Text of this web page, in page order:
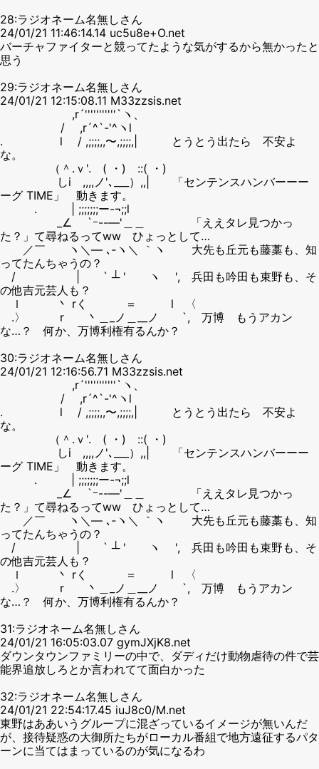
28:ラジオネーム名無しさん
24/01/21 11:46:14.14 uc5u8e+O.net
バーチャファイターと競ってたような気がするから無かったと
思う
29:ラジオネーム名無しさん
24/01/21 12:15:08.11 M33zzsis.net
,r´'''''''''''`ヽ、
/ ,r´^`-'^ヽl
. l / ,;;;;,,〜,;;;;,| とうとう出たら 不安よ
な。
（＾.ｖ'. ( ・) ::( ・)
しi ,,,,ノ'､___）,,| 「センテンスハンバーーー
ーグ TIME」 動きます。
. | ;;;;;;;ー-¬;;l
_∠ `ｰ--―'＿＿ 「ええタレ見つかっ
た？」て尋ねるってww ひょっとして…
／￣ ヽ＼― ､‐ヽ＼ ｀ヽ 大先も丘元も藤藁も、知
ってたんちゃうの？
/ | ` ┴ ' ヽ ', 兵田も吟田も束野も、そ
の他吉元芸人も？
ｌ 丶 rく ＝ l 〈
.〉 r 丶＿_ノ＿__ノ `, 万博 もうアカン
な…？ 何か、万博利権有るんか？
30:ラジオネーム名無しさん
24/01/21 12:16:56.71 M33zzsis.net
,r´'''''''''''`ヽ、
/ ,r´^`-'^ヽl
. l / ,;;;;,,〜,;;;;,| とうとう出たら 不安よ
な。
（＾.ｖ'. ( ・) ::( ・)
しi ,,,,ノ'､___）,,| 「センテンスハンバーーー
ーグ TIME」 動きます。
. | ;;;;;;;ー-¬;;l
_∠ `ｰ--―'＿＿ 「ええタレ見つかっ
た？」て尋ねるってww ひょっとして…
／￣ ヽ＼― ､‐ヽ＼ ｀ヽ 大先も丘元も藤藁も、知
ってたんちゃうの？
/ | ` ┴ ' ヽ ', 兵田も吟田も束野も、そ
の他吉元芸人も？
ｌ 丶 rく ＝ l 〈
.〉 r 丶＿_ノ＿__ノ `, 万博 もうアカン
な…？ 何か、万博利権有るんか？
31:ラジオネーム名無しさん
24/01/21 16:05:03.07 gymJXjK8.net
ダウンタウンファミリーの中で、ダディだけ動物虐待の件で芸
能界追放しろとか言われてて面白かった
32:ラジオネーム名無しさん
24/01/21 22:54:17.45 iuJ8c0/M.net
東野はああいうグループに混ざっているイメージが無いんだ
が、接待疑惑の大御所たちがローカル番組で地方遠征するパタ
ーンに当てはまっているのが気になるわ